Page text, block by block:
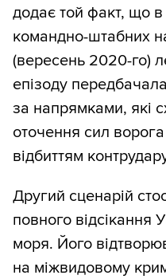
додає той факт, що в
командно-штабних
(вересень 2020-го)
епізоду
за напрямками, які
оточення сил
відбиттям
Другий сценарій
повного відсікання
моря. Його
на міжвидовому